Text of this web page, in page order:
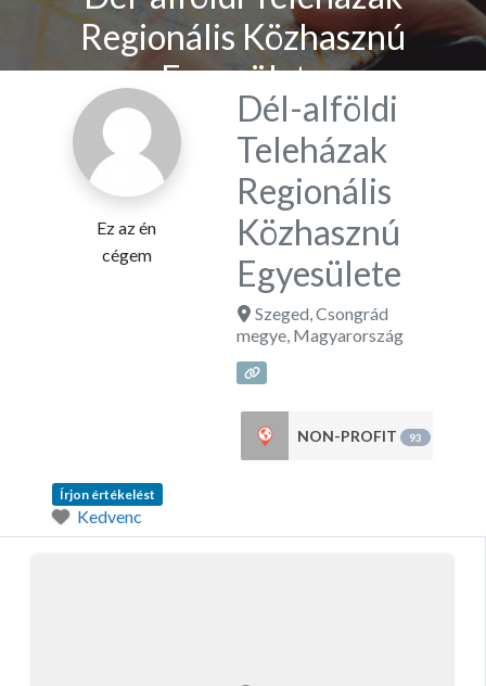
Regionális Közhasznú
Egyesülete
Ez az én
cégem
Dél-alföldi
Teleházak
Regionális
Közhasznú
Egyesülete
Szeged,Csongrád
megye, Magyarország
NON-PROFIT 93
Írjon értékelést
Kedvenc